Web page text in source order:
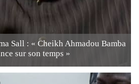
Sall : « Cheikh Ahmadou Bamba
sur son temps »